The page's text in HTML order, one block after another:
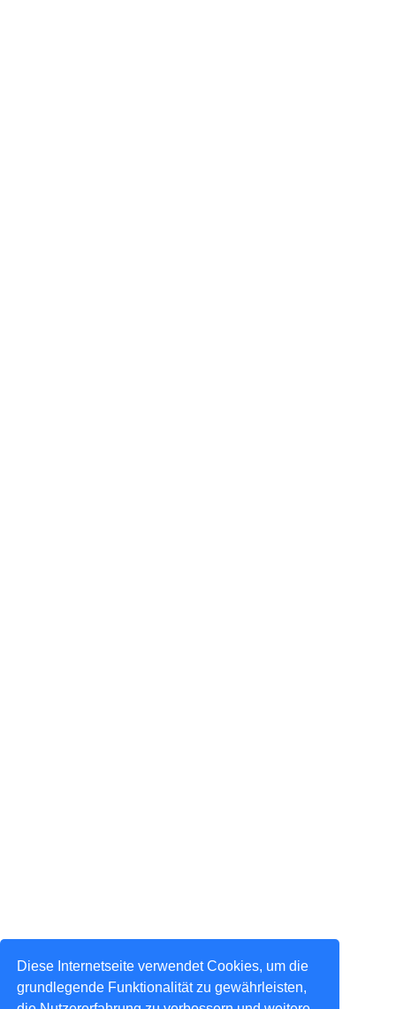
Diese Internetseite verwendet Cookies, um die
grundlegende Funktionalität zu gewährleisten,